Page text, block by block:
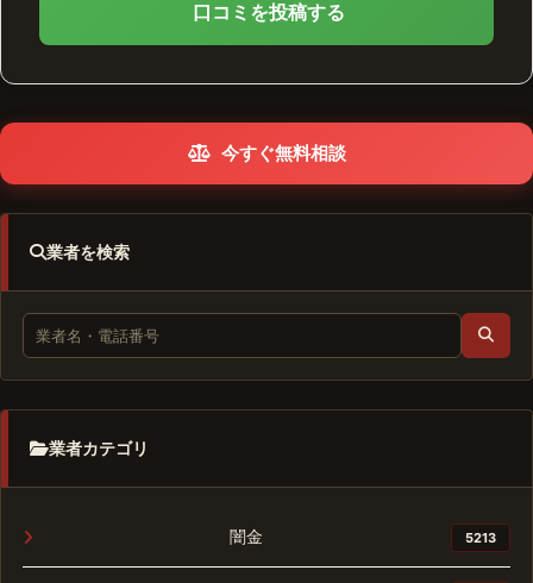
口コミを投稿する
今すぐ無料相談
業者を検索
業者カテゴリ
闇金 5213